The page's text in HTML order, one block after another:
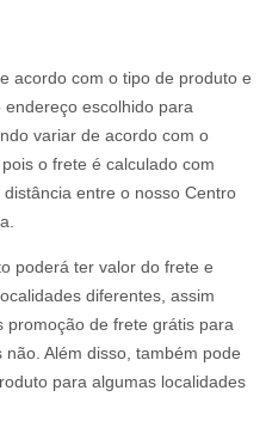
acordo com o tipo de produto e
escolhido para
variar de acordo com o
o frete é calculado com
entre o nosso Centro
poderá ter valor do frete e
diferentes, assim
de frete grátis para
Além disso, também pode
para algumas localidades